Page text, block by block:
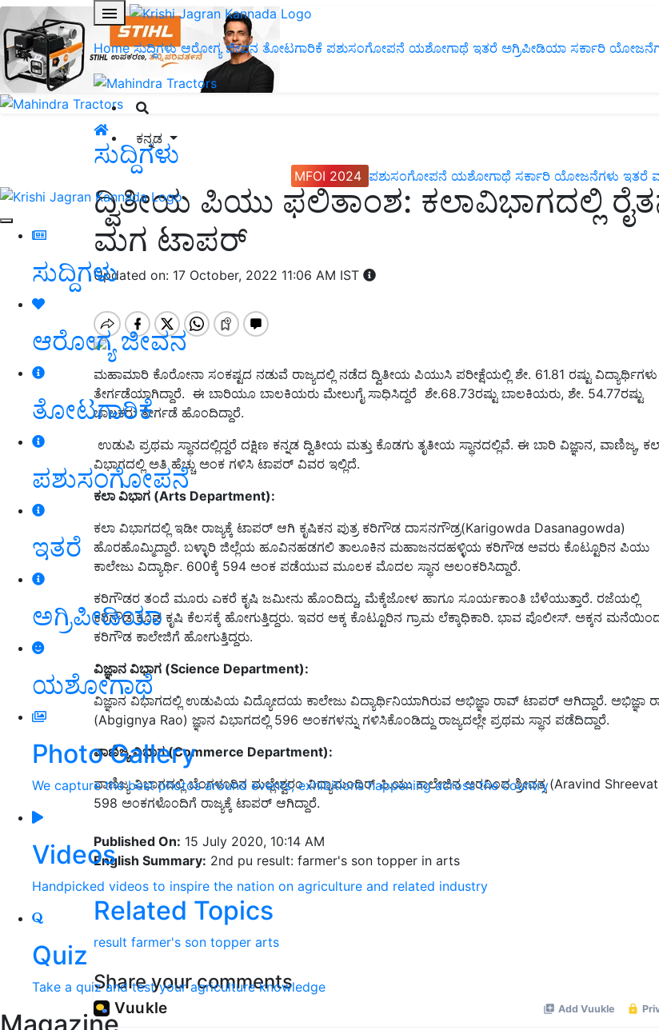
Home ಸುದ್ದಿಗಳು ಆರೋಗ್ಯ ಜೀವನ ತೋಟಗಾರಿಕೆ ಪಶುಸಂಗೋಪನೆ ಯಶೋಗಾಥೆ ಇತರೆ ಅಗ್ರಿಪೀಡಿಯಾ ಸರ್ಕಾರಿ
ಕನ್ನಡ
MFOI 2024 ಪಶುಸಂಗೋಪನೆ ಯಶೋಗಾಥೆ ಸರ್ಕಾರಿ ಯೋಜನೆಗಳು ಇತರೆ
ಸುದ್ದಿಗಳು
ಆರೋಗ್ಯ ಜೀವನ
ತೋಟಗಾರಿಕೆ
ಪಶುಸಂಗೋಪನೆ
ಇತರೆ
ಅಗ್ರಿಪೀಡಿಯಾ
ಯಶೋಗಾಥೆ
Photo Gallery
We capture the best photos around events, exhibitions happening across the country
Videos
Handpicked videos to inspire the nation on agriculture and related industry
Quiz
Take a quiz and test your agriculture knowledge
ಸುದ್ದಿಗಳು
ದ್ವಿತೀಯ ಪಿಯು ಫಲಿತಾಂಶ: ಕಲಾವಿಭಾಗದಲ್ಲಿ
ಮಗ ಟಾಪರ್
Updated on: 17 October, 2022 11:06 AM IST
ಮಹಾಮಾರಿ ಕೊರೋನಾ ಸಂಕಷ್ಟದ ನಡುವೆ ರಾಜ್ಯದಲ್ಲಿ ನಡೆದ ದ್ವಿತೀಯ ಪಿಯುಸಿ ಪರೀಕ್ಷೆಯಲ್ಲಿ ಶೇ. 61.81 ರಷ್ಟು ವಿದ್ಯಾರ್ಥಿಗಳು
ತೇರ್ಗಡೆಯಾಗಿದ್ದಾರೆ. ಈ ಬಾರಿಯೂ ಬಾಲಕಿಯರು ಮೇಲುಗೈ ಸಾಧಿಸಿದ್ದರೆ ಶೇ.68.73ರಷ್ಟು ಬಾಲಕಿಯರು, ಶೇ. 54.77ರಷ್ಟು
ಬಾಲಕರು ತೇರ್ಗಡೆ ಹೊಂದಿದ್ದಾರೆ.
ಉಡುಪಿ ಪ್ರಥಮ ಸ್ಥಾನದಲ್ಲಿದ್ದರೆ ದಕ್ಷಿಣ ಕನ್ನಡ ದ್ವಿತೀಯ ಮತ್ತು ಕೊಡಗು ತೃತೀಯ ಸ್ಥಾನದಲ್ಲಿವೆ. ಈ ಬಾರಿ ವಿಜ್ಞಾನ, ವಾಣಿಜ್ಯ,
ವಿಭಾಗದಲ್ಲಿ ಅತಿ ಹೆಚ್ಚು ಅಂಕ ಗಳಿಸಿ ಟಾಪರ್ ವಿವರ ಇಲ್ಲಿದೆ.
ಕಲಾ ವಿಭಾಗ (Arts Department):
ಕಲಾ ವಿಭಾಗದಲ್ಲಿ ಇಡೀ ರಾಜ್ಯಕ್ಕೆ ಟಾಪರ್​ ಆಗಿ ಕೃಷಿಕನ ಪುತ್ರ ಕರಿಗೌಡ ದಾಸನಗೌಡ್ರ(Karigowda Dasanagowda)
ಹೊರಹೊಮ್ಮಿದ್ದಾರೆ. ಬಳ್ಳಾರಿ ಜಿಲ್ಲೆಯ ಹೂವಿನಹಡಗಲಿ ತಾಲೂಕಿನ ಮಹಾಜನದಹಳ್ಳಿಯ ಕರಿಗೌಡ ಅವರು ಕೊಟ್ಟೂರಿನ ಪಿಯು
ಕಾಲೇಜು ವಿದ್ಯಾರ್ಥಿ. 600ಕ್ಕೆ 594 ಅಂಕ ಪಡೆಯುವ ಮೂಲಕ ಮೊದಲ ಸ್ಥಾನ ಅಲಂಕರಿಸಿದ್ದಾರೆ.
ಕರಿಗೌಡರ ತಂದೆ ಮೂರು ಎಕರೆ ಕೃಷಿ ಜಮೀನು ಹೊಂದಿದ್ದು, ಮೆಕ್ಕೆಜೋಳ ಹಾಗೂ ಸೂರ್ಯಕಾಂತಿ ಬೆಳೆಯುತ್ತಾರೆ. ರಜೆಯಲ್ಲಿ
ಕರಿಗೌಡ ಕೂಡ ಕೃಷಿ ಕೆಲಸಕ್ಕೆ ಹೋಗುತ್ತಿದ್ದರು. ಇವರ ಅಕ್ಕ ಕೊಟ್ಟೂರಿನ ಗ್ರಾಮ ಲೆಕ್ಕಾಧಿಕಾರಿ. ಭಾವ ಪೊಲೀಸ್​. ಅಕ್ಕನ
ಕರಿಗೌಡ ಕಾಲೇಜಿಗೆ ಹೋಗುತ್ತಿದ್ದರು.
ವಿಜ್ಞಾನ ವಿಭಾಗ (Science Department):
ವಿಜ್ಞಾನ ವಿಭಾಗದಲ್ಲಿ ಉಡುಪಿಯ ವಿದ್ಯೋದಯ ಕಾಲೇಜು ವಿದ್ಯಾರ್ಥಿನಿಯಾಗಿರುವ ಅಭಿಜ್ಞಾ ರಾವ್ ಟಾಪರ್ ಆಗಿದ್ದಾರೆ. ಅಭಿಜ್ಞಾ
(Abgignya Rao) ಜ್ಞಾನ ವಿಭಾಗದಲ್ಲಿ 596 ಅಂಕಗಳನ್ನು ಗಳಿಸಿಕೊಂಡಿದ್ದು ರಾಜ್ಯದಲ್ಲೇ ಪ್ರಥಮ ಸ್ಥಾನ ಪಡೆದಿದ್ದಾರೆ.
ವಾಣಿಜ್ಯ ವಿಭಾಗ (Commerce Department):
ವಾಣಿಜ್ಯ ವಿಭಾಗದಲ್ಲಿ ಬೆಂಗಳೂರಿನ ಮಲ್ಲೇಶ್ವರಂ ವಿದ್ಯಾಮಂದಿರ್ ಪಿ.ಯು ಕಾಲೇಜಿನ ಅರವಿಂದ ಶ್ರೀವತ್ಸ (Aravind
598 ಅಂಕಗಳೊಂದಿಗೆ ರಾಜ್ಯಕ್ಕೆ ಟಾಪರ್ ಆಗಿದ್ದಾರೆ.
Published On: 15 July 2020, 10:14 AM
English Summary: 2nd pu result: farmer's son topper in arts
Related Topics
result farmer's son topper arts
Share your comments